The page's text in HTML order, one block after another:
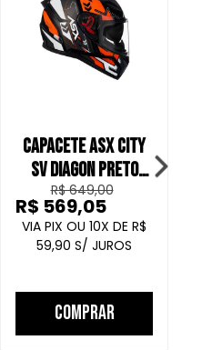
CAPACETE ASX CITY
SV DIAGON PRETO
BRILHO VERMELHO
GRAFITE
R$ 649,00
10
R$
59,90
R$ 569,05
COMPRAR